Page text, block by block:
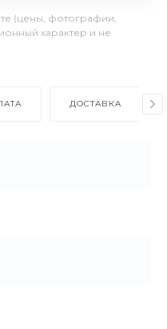
(цены, фотографии,
характер и не
ДОСТАВКА